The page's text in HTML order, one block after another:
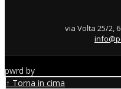
via Volta 25/2,
pwrd by
↑ Torna in cima